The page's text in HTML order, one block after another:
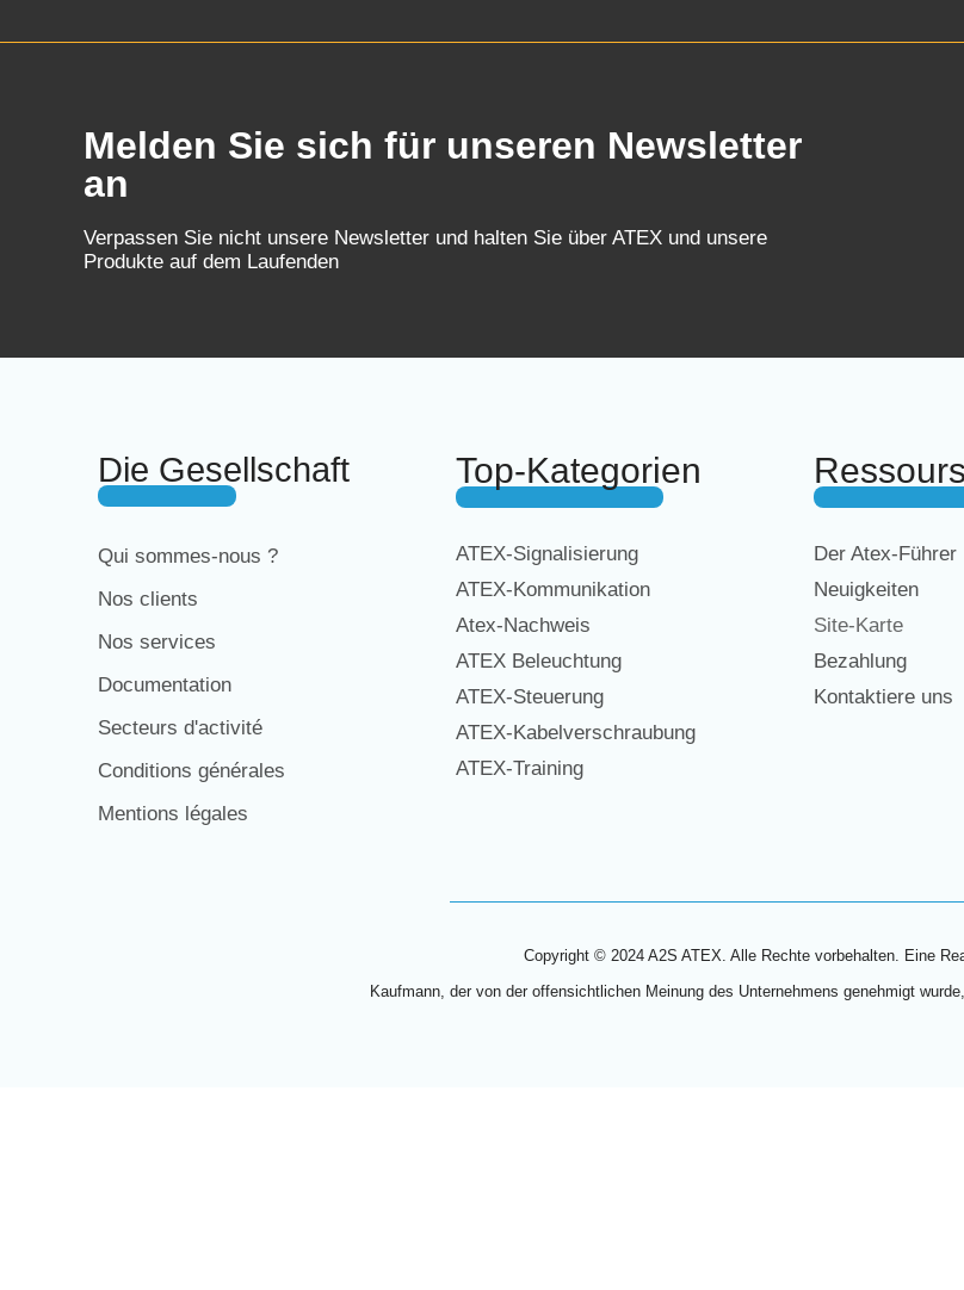
Melden Sie sich für unseren Newsletter
an
Verpassen Sie nicht unsere Newsletter und halten Sie über ATEX und unsere
Produkte auf dem Laufenden
Die Gesellschaft
Qui sommes-nous ?
Nos clients
Nos services
Documentation
Secteurs d'activité
Conditions générales
Mentions légales
Top-Kategorien
ATEX-Signalisierung
ATEX-Kommunikation
Atex-Nachweis
ATEX Beleuchtung
ATEX-Steuerung
ATEX-Kabelverschraubung
ATEX-Training
Der Atex-Führer
Neuigkeiten
Site-Karte
Bezahlung
Kontaktiere uns
Copyright © 2024 A2S ATEX. Alle Rechte vorbehalten. Eine
Kaufmann, der von der offensichtlichen Meinung des Unternehmens genehmigt wurde,